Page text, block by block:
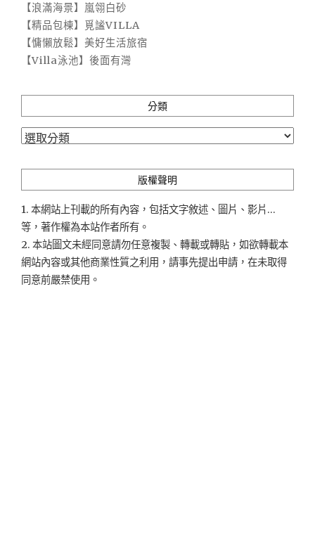
【浪滿海景】嵐翎白砂
【精品包棟】覓謐VILLA
【慵懶放鬆】美好生活旅宿
【Villa泳池】後面有灣
分類
分
版權聲明
1. 本網站上刊載的所有內容，包括文字敘述、圖片、影片...
等，著作權為本站作者所有。
2. 本站圖文未經同意請勿任意複製、轉載或轉貼，如欲轉載本
網站內容或其他商業性質之利用，請事先提出申請，在未取得
同意前嚴禁使用。